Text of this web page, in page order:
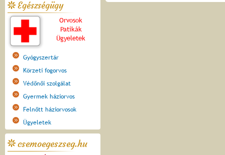
Egészségügy
Orvosok
Patikák
Ügyeletek
Gyógyszertár
Körzeti fogorvos
Védőnői szolgálat
Gyermek háziorvos
Felnőtt háziorvosok
Ügyeletek
csemoegeszseg.hu